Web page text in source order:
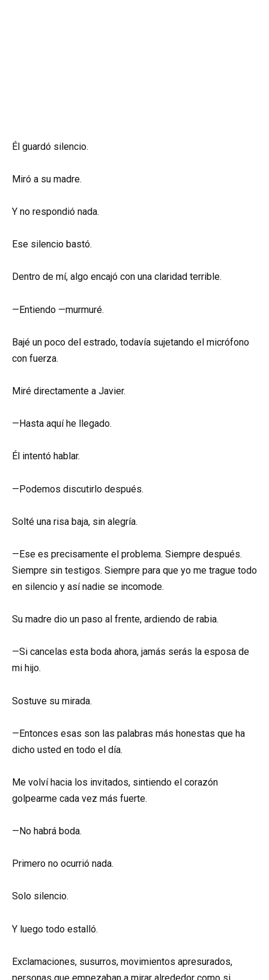
Él guardó silencio.
Miró a su madre.
Y no respondió nada.
Ese silencio bastó.
Dentro de mí, algo encajó con una claridad terrible.
—Entiendo —murmuré.
Bajé un poco del estrado, todavía sujetando el micrófono
con fuerza.
Miré directamente a Javier.
—Hasta aquí he llegado.
Él intentó hablar.
—Podemos discutirlo después.
Solté una risa baja, sin alegría.
—Ese es precisamente el problema. Siempre después.
Siempre sin testigos. Siempre para que yo me trague todo
en silencio y así nadie se incomode.
Su madre dio un paso al frente, ardiendo de rabia.
—Si cancelas esta boda ahora, jamás serás la esposa de
mi hijo.
Sostuve su mirada.
—Entonces esas son las palabras más honestas que ha
dicho usted en todo el día.
Me volví hacia los invitados, sintiendo el corazón
golpearme cada vez más fuerte.
—No habrá boda.
Primero no ocurrió nada.
Solo silencio.
Y luego todo estalló.
Exclamaciones, susurros, movimientos apresurados,